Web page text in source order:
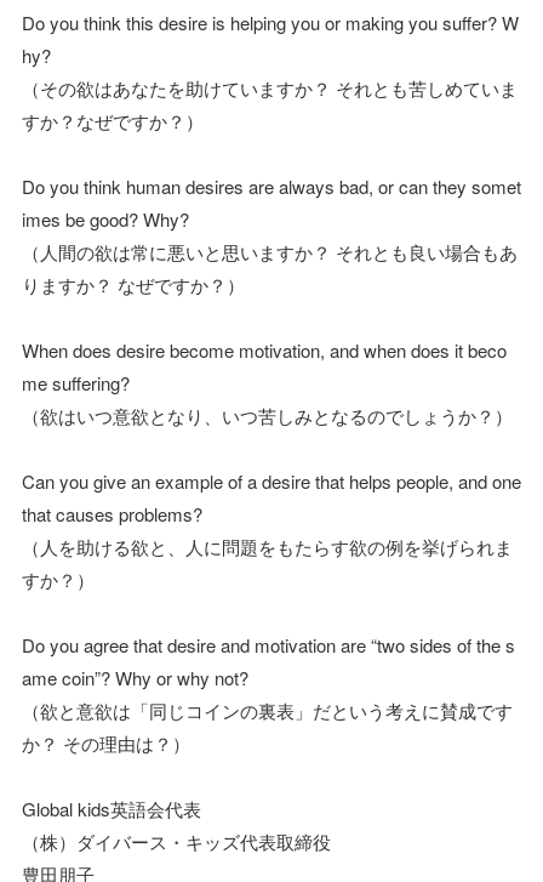
Do you think this desire is helping you or making you suffer? W
hy?
（その欲はあなたを助けていますか？ それとも苦しめていま
すか？なぜですか？）
Do you think human desires are always bad, or can they somet
imes be good? Why?
（人間の欲は常に悪いと思いますか？ それとも良い場合もあ
りますか？ なぜですか？）
When does desire become motivation, and when does it beco
me suffering?
（欲はいつ意欲となり、いつ苦しみとなるのでしょうか？）
Can you give an example of a desire that helps people, and one
that causes problems?
（人を助ける欲と、人に問題をもたらす欲の例を挙げられま
すか？）
Do you agree that desire and motivation are “two sides of the s
ame coin”? Why or why not?
（欲と意欲は「同じコインの裏表」だという考えに賛成です
か？ その理由は？）
Global kids英語会代表
（株）ダイバース・キッズ代表取締役
豊田朋子